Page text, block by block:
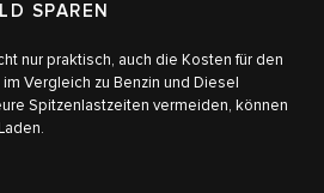
SPAREN
nur praktisch, auch die Kosten für den
Vergleich zu Benzin und Diesel
Spitzenlastzeiten vermeiden, können